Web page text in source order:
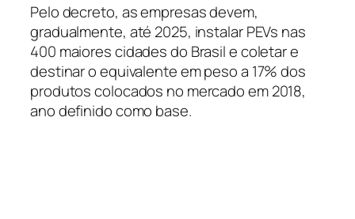
Pelo decreto, as empresas devem,
gradualmente, até 2025, instalar PEVs nas
400 maiores cidades do Brasil e coletar e
destinar o equivalente em peso a 17% dos
produtos colocados no mercado em 2018,
ano definido como base.